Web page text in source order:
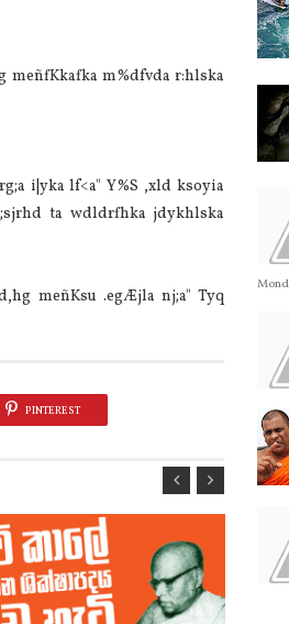
meñfKkafka m%dfvda r:hlska
i|yka lf<a" Y%S ,xld ksoyia
ta wdldrfhka jdykhlska
meñKsu .egÆjla nj;a" Tyq
PINTEREST